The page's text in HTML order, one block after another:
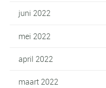
juni 2022
mei 2022
april 2022
maart 2022